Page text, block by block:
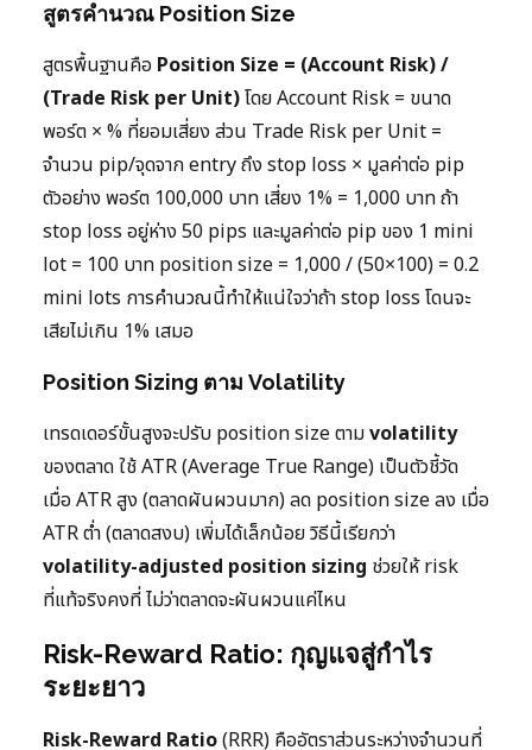
สูตรคำนวณ Position Size
สูตรพื้นฐานคือ Position Size = (Account Risk) /
(Trade Risk per Unit)โดย Account Risk = ขนาด
พอร์ต × % ที่ยอมเสี่ยง ส่วน Trade Risk per Unit =
จำนวน pip/จุดจาก entry ถึง stop loss × มูลค่าต่อ pip
ตัวอย่าง พอร์ต 100,000 บาท เสี่ยง 1% = 1,000 บาท ถ้า
stop loss อยู่ห่าง 50 pips และมูลค่าต่อ pip ของ 1 mini
lot = 100 บาท position size = 1,000 / (50×100) = 0.2
mini lots การคำนวณนี้ทำให้แน่ใจว่าถ้า stop loss โดนจะ
เสียไม่เกิน 1% เสมอ
Position Sizing ตาม Volatility
เทรดเดอร์ขั้นสูงจะปรับ position size ตามvolatility
ของตลาด ใช้ ATR (Average True Range) เป็นตัวชี้วัด
เมื่อ ATR สูง (ตลาดผันผวนมาก) ลด position size ลง เมื่อ
ATR ต่ำ (ตลาดสงบ) เพิ่มได้เล็กน้อย วิธีนี้เรียกว่า
volatility-adjusted position sizing ช่วยให้ risk
ที่แท้จริงคงที่ ไม่ว่าตลาดจะผันผวนแค่ไหน
Risk-Reward Ratio: กุญแจสู่กำไร
ระยะยาว
Risk-Reward Ratio(RRR) คืออัตราส่วนระหว่างจำนวนที่